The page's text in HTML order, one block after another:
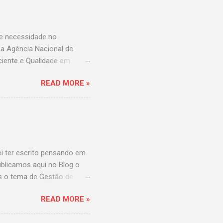
e saiba mais sobre as
necessidade no
Agência Nacional de
e Qualidade em
o tema Segurança do
prestado ao paciente
no SNVS e nos
READ MORE »
ter escrito pensando em
aqui no Blog o
o tema de Gestão de
pelo meio de
de
READ MORE »